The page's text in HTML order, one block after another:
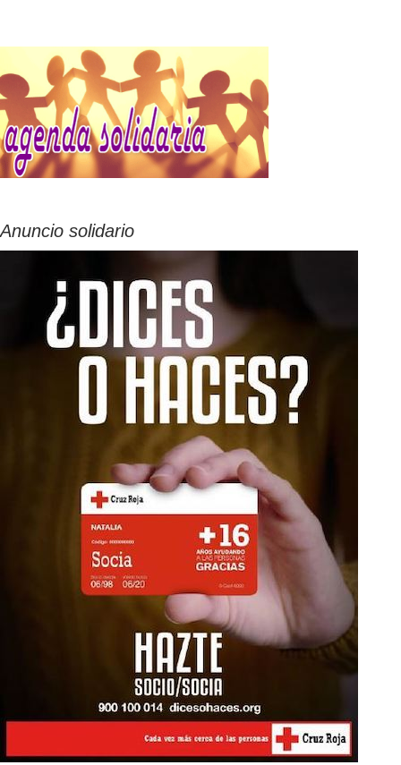
Anuncio solidario